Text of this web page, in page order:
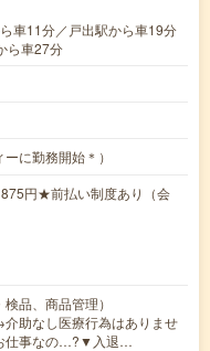
車11分／戸出駅から車19分
ら車27分
に勤務開始＊）
円★前払い制度あり（会
品、商品管理）
助なし医療行為はありませ
仕事なの…?▼入退…